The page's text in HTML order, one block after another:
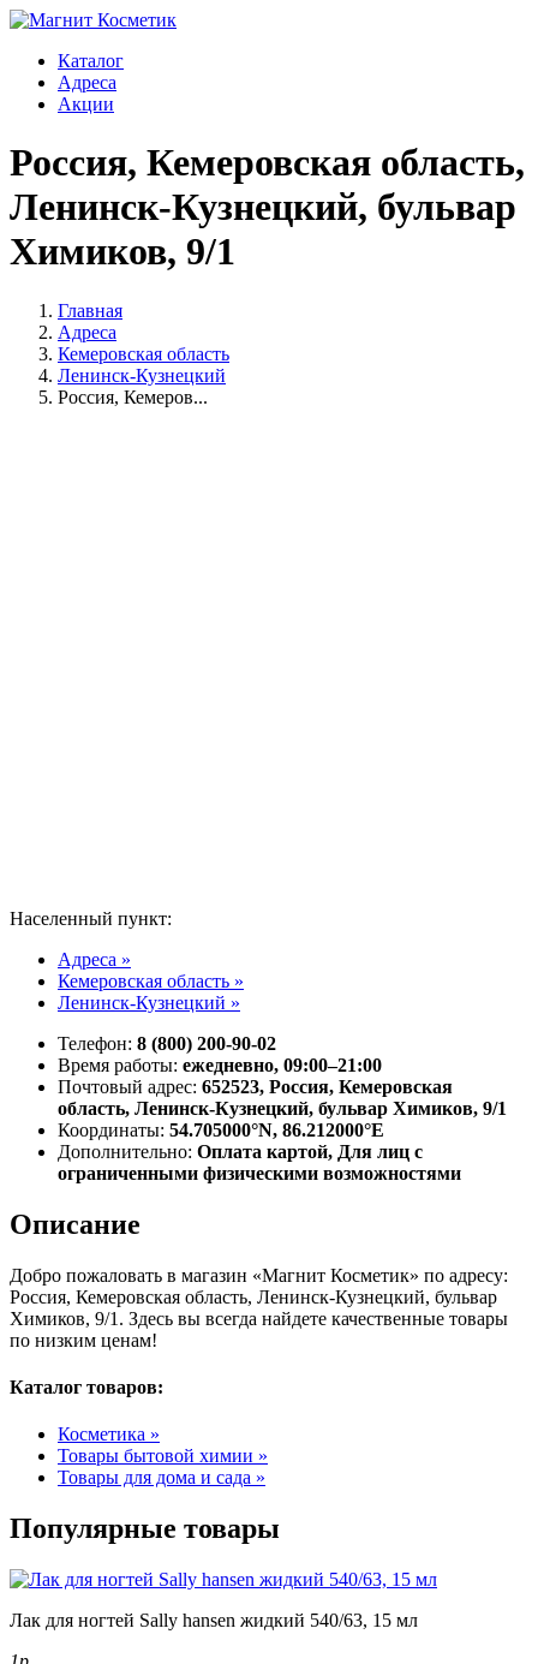
Каталог
Адреса
Акции
Россия, Кемеровская область,
Ленинск-Кузнецкий, бульвар
Химиков, 9/1
Главная
Адреса
Кемеровская область
Ленинск-Кузнецкий
Россия, Кемеров...
Населенный пункт:
Адреса »
Кемеровская область »
Ленинск-Кузнецкий »
Телефон: 8 (800) 200-90-02
Время работы: ежедневно, 09:00–21:00
Почтовый адрес: 652523, Россия, Кемеровская
область, Ленинск-Кузнецкий, бульвар Химиков, 9/1
Координаты: 54.705000°N, 86.212000°E
Дополнительно: Оплата картой, Для лиц с
ограниченными физическими возможностями
Описание
Добро пожаловать в магазин «Магнит Косметик» по адресу:
Россия, Кемеровская область, Ленинск-Кузнецкий, бульвар
Химиков, 9/1. Здесь вы всегда найдете качественные товары
по низким ценам!
Каталог товаров:
Косметика »
Товары бытовой химии »
Товары для дома и сада »
Популярные товары
Лак для ногтей Sally hansen жидкий 540/63, 15 мл